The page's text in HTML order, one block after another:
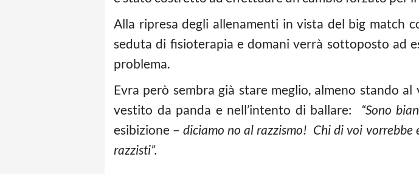
Alla ripresa degli allenamenti in vista del big match
seduta di fisioterapia e domani verrà sottoposto ad
problema.
Evra però sembra già stare meglio, almeno stando
vestito da panda e nell’intento di ballare: “Sono
esibizione – diciamo no al razzismo! Chi di voi vorrebbe
razzisti”.